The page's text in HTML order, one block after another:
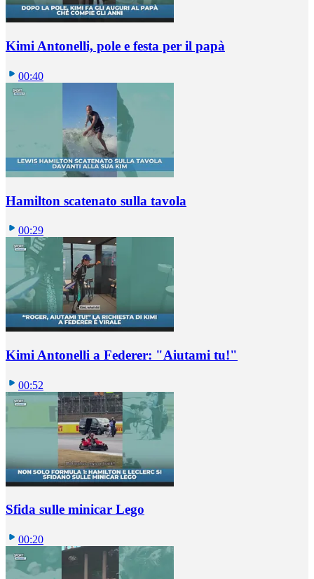
Kimi Antonelli, pole e festa per il papà
00:40
Hamilton scatenato sulla tavola
00:29
Kimi Antonelli a Federer: "Aiutami tu!"
00:52
Sfida sulle minicar Lego
00:20